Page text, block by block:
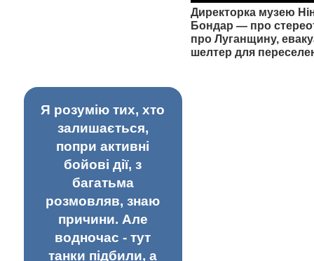
Директорка музею
Бондар — про
про Луганщину,
шелтер для
Я розумію тих, хто
залишається,
попри активні
бойові дії, з
багатьма
розмовляв, знаю
причини. Але
водночас - тут
танки підбили, а